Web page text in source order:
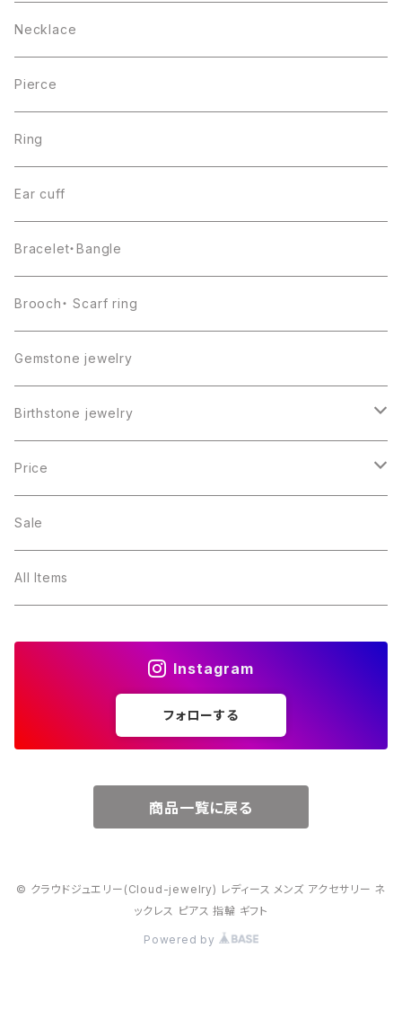
Necklace
Pierce
Ring
Ear cuff
Bracelet・Bangle
Brooch・ Scarf ring
Gemstone jewelry
Birthstone jewelry
１月・ガーネット
２月・アメジスト
３月・アクアマリン
Price
～5000円
～10000円
Sale
All Items
Instagram
フォローする
商品一覧に戻る
© クラウドジュエリー(Cloud-jewelry) レディース メンズ アクセサリー ネ
ックレス ピアス 指輪 ギフト
Powered by